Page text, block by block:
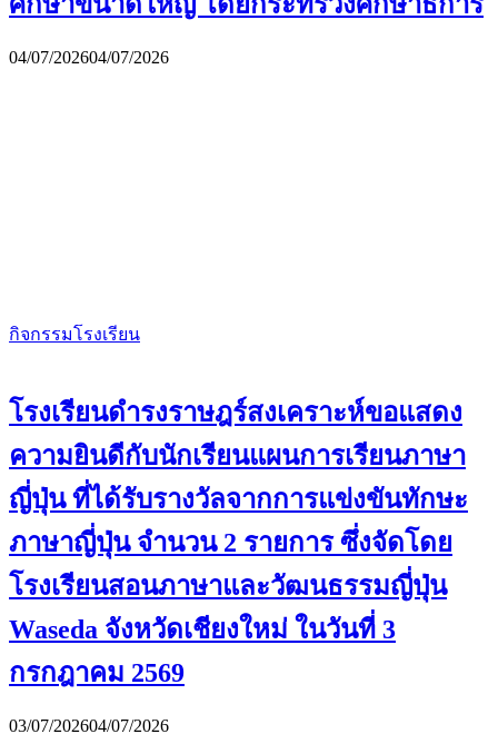
04/07/202604/07/2026
กิจกรรมโรงเรียน
โรงเรียนดำรงราษฎร์สงเคราะห์ขอแสดง
ความยินดีกับนักเรียนแผนการเรียนภาษา
ญี่ปุ่น ที่ได้รับรางวัลจากการแข่งขันทักษะ
ภาษาญี่ปุ่น จำนวน 2 รายการ ซึ่งจัดโดย
โรงเรียนสอนภาษาและวัฒนธรรมญี่ปุ่น
Waseda จังหวัดเชียงใหม่ ในวันที่ 3
กรกฎาคม 2569
03/07/202604/07/2026